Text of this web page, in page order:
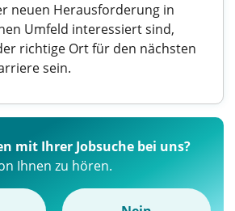
neuen Herausforderung in
Umfeld interessiert sind,
richtige Ort für den nächsten
sein.
mit Ihrer Jobsuche bei uns?
Ihnen zu hören.